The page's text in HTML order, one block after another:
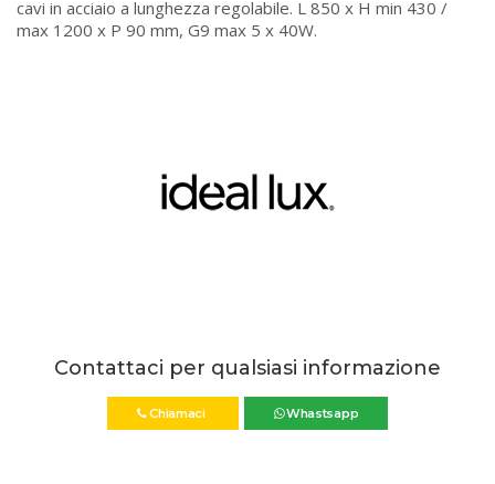
cavi in acciaio a lunghezza regolabile. L 850 x H min 430 /
max 1200 x P 90 mm, G9 max 5 x 40W.
Contattaci per qualsiasi informazione
Chiamaci Whastsapp